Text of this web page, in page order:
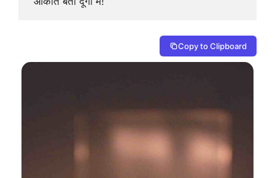
Copy to Clipboard